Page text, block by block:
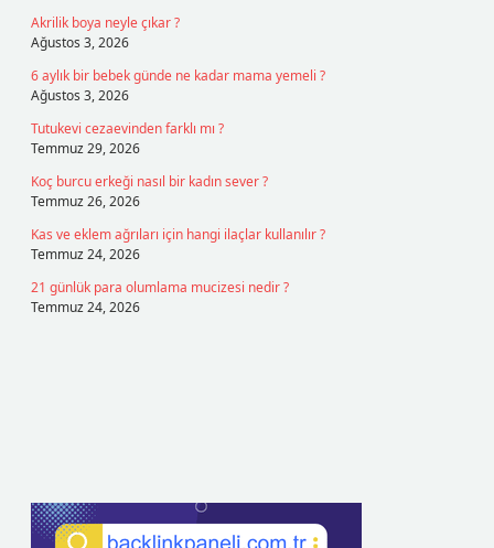
Akrilik boya neyle çıkar ?
Ağustos 3, 2026
6 aylık bir bebek günde ne kadar mama yemeli ?
Ağustos 3, 2026
Tutukevi cezaevinden farklı mı ?
Temmuz 29, 2026
Koç burcu erkeği nasıl bir kadın sever ?
Temmuz 26, 2026
Kas ve eklem ağrıları için hangi ilaçlar kullanılır ?
Temmuz 24, 2026
21 günlük para olumlama mucizesi nedir ?
Temmuz 24, 2026